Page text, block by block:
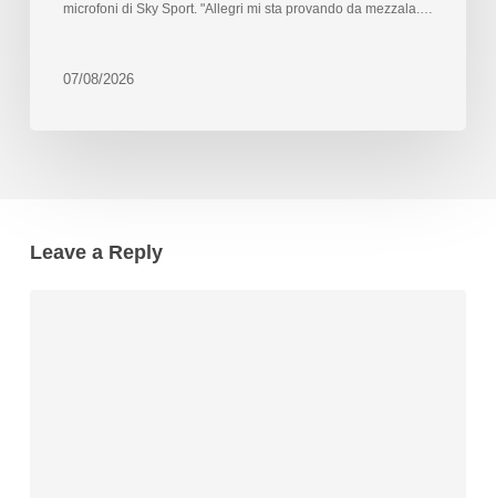
microfoni di Sky Sport. "Allegri mi sta provando da mezzala.…
07/08/2026
Leave a Reply